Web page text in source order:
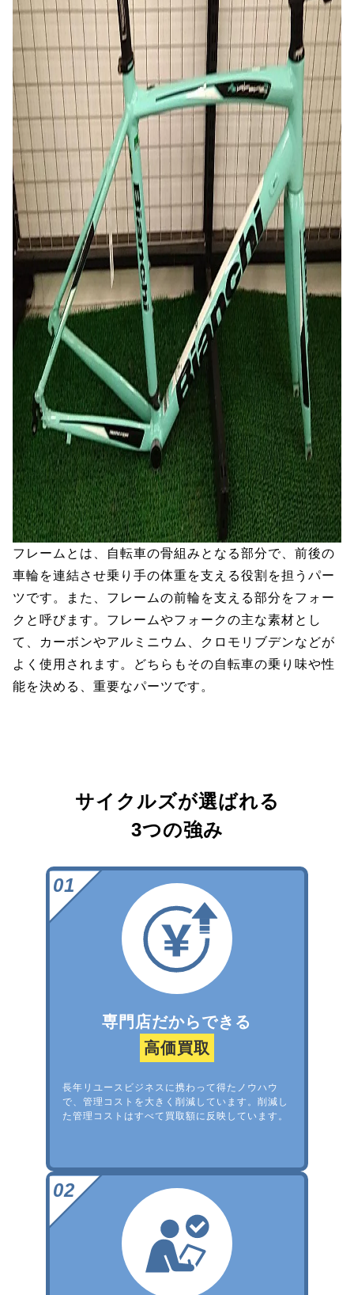
フレームとは、自転車の骨組みとなる部分で、前後の
車輪を連結させ乗り手の体重を支える役割を担うパー
ツです。また、フレームの前輪を支える部分をフォー
クと呼びます。フレームやフォークの主な素材とし
て、カーボンやアルミニウム、クロモリブデンなどが
よく使用されます。どちらもその自転車の乗り味や性
能を決める、重要なパーツです。
サイクルズが選ばれる
3つの強み
専門店だからできる
高価買取
長年リユースビジネスに携わって得たノウハウ
で、管理コストを大きく削減しています。削減し
た管理コストはすべて買取額に反映しています。